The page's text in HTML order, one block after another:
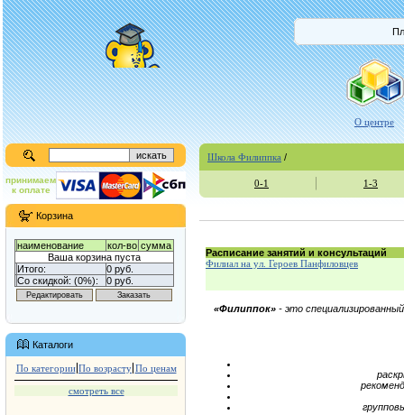
О центре
принимаем
к оплате
Корзина
наименование кол-во сумма
Ваша корзина пуста
Итого:
0 руб.
Со скидкой: (0%):
0 руб.
Каталоги
По категории По возрасту По ценам
смотреть все
Школа Филиппка /
0-1 1-3
Расписание занятий и консультаций
Филиал на ул. Героев Панфиловцев
«Филиппок»- это